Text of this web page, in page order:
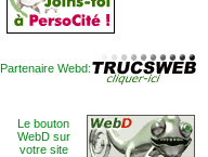
Partenaire Webd:
Le bouton
WebD sur
votre site